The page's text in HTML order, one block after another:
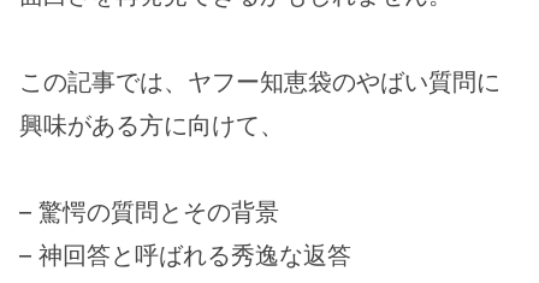
この記事では、ヤフー知恵袋のやばい質問に
興味がある方に向けて、
– 驚愕の質問とその背景
– 神回答と呼ばれる秀逸な返答